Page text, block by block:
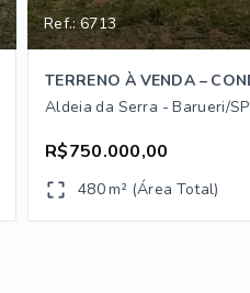
Ref.: 6713
Aldeia da Serra - Barueri/SP
R$750.000,00
480 m² (Área Total)